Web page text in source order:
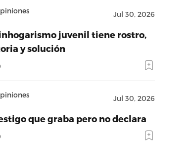
Jul 30, 2026
juvenil tiene rostro,
y solución
Jul 30, 2026
que graba pero no declara